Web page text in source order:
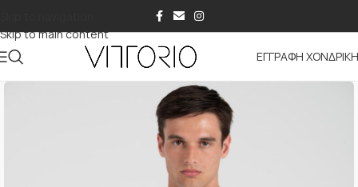
Skip to main content
ΕΓΓΡΑΦΗ